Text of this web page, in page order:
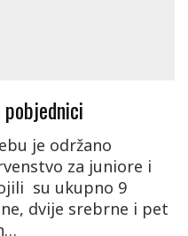
je održano
za juniore i
su ukupno 9
dvije srebrne i pet